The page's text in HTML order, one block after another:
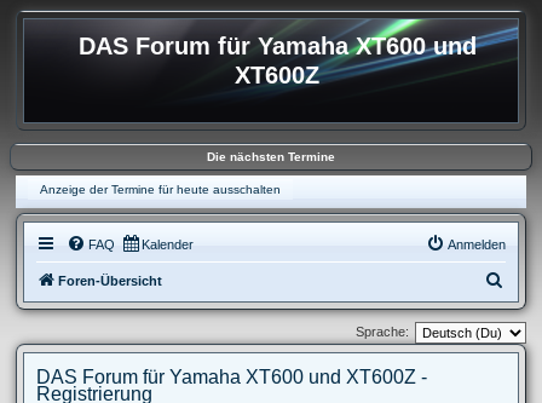
DAS Forum für Yamaha XT600 und
XT600Z
Die nächsten Termine
Anzeige der Termine für heute ausschalten
FAQ Kalender Anmelden
Foren-Übersicht
u
c
Sprache:
DAS Forum für Yamaha XT600 und XT600Z -
Registrierung